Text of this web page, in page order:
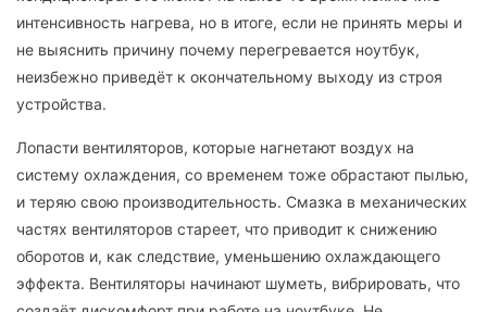
интенсивность нагрева, но в итоге, если не принять меры и
не выяснить причину почему перегревается ноутбук,
неизбежно приведёт к окончательному выходу из строя
устройства.
Лопасти вентиляторов, которые нагнетают воздух на
систему охлаждения, со временем тоже обрастают пылью,
и теряю свою производительность. Смазка в механических
частях вентиляторов стареет, что приводит к снижению
оборотов и, как следствие, уменьшению охлаждающего
эффекта. Вентиляторы начинают шуметь, вибрировать, что